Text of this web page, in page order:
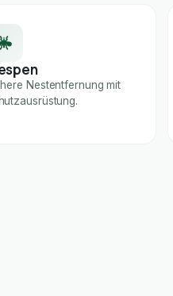
Nestentfernung mit